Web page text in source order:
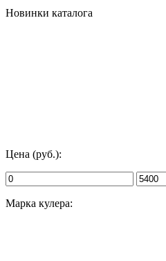
Новинки каталога
Цена (руб.):
Марка кулера: